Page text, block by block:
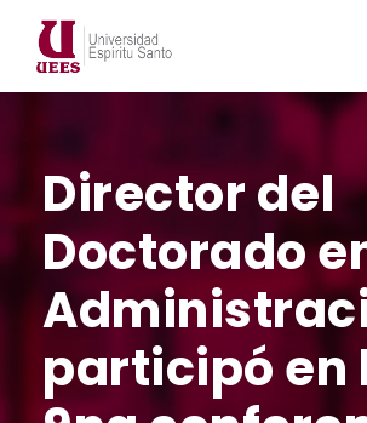
Director del
Doctorado
participó en